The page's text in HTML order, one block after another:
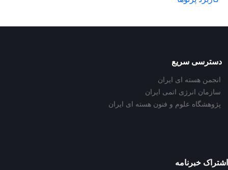
دسترسی سریع
انجمن هسته ای ایران
سازمان انرژی اتمی ایران
پژوهشگاه علوم و فنون هسته ای ایران
اشتراک خبرنامه